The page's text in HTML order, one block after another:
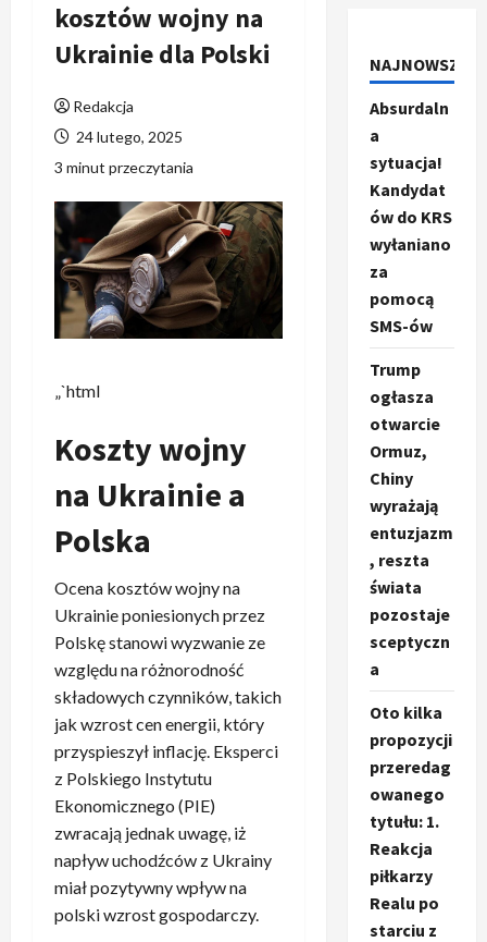
kosztów wojny na
Ukrainie dla Polski
Redakcja
24 lutego, 2025
3 minut przeczytania
„`html
Koszty wojny
na Ukrainie a
Polska
Ocena kosztów wojny na
Ukrainie poniesionych przez
Polskę stanowi wyzwanie ze
względu na różnorodność
składowych czynników, takich
jak wzrost cen energii, który
przyspieszył inflację. Eksperci
z Polskiego Instytutu
Ekonomicznego (PIE)
zwracają jednak uwagę, iż
napływ uchodźców z Ukrainy
miał pozytywny wpływ na
polski wzrost gospodarczy.
NAJNOWSZE
Absurdaln
a
sytuacja!
Kandydat
ów do KRS
wyłaniano
za
pomocą
SMS-ów
Trump
ogłasza
otwarcie
Ormuz,
Chiny
wyrażają
entuzjazm
, reszta
świata
pozostaje
sceptyczn
a
Oto kilka
propozycji
przeredag
owanego
tytułu: 1.
Reakcja
piłkarzy
Realu po
starciu z